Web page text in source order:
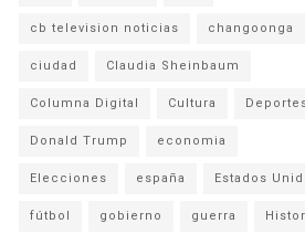
cb television noticias changoonga
ciudad Claudia Sheinbaum
Columna Digital Cultura
Donald Trump economia
Elecciones españa Estados
fútbol gobierno guerra